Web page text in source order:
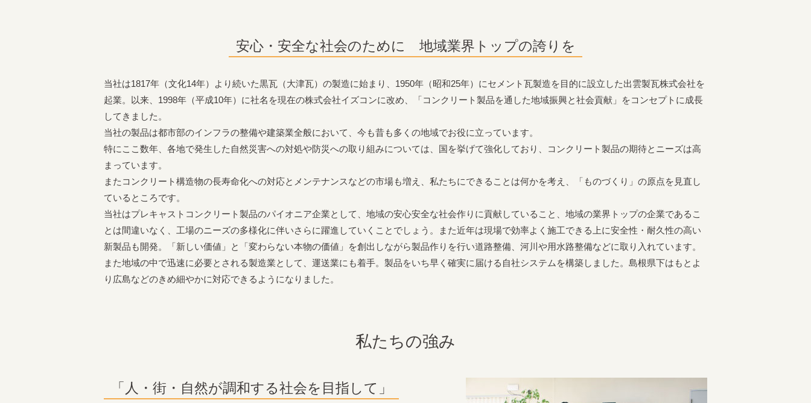
安心・安全な社会のために 地域業界トップの誇りを
当社は1817年（文化14年）より続いた黒瓦（大津瓦）の製造に始まり、1950年（昭和25年）にセメント瓦製造を目的に設立した出雲製瓦株式会社を
起業。以来、1998年（平成10年）に社名を現在の株式会社イズコンに改め、「コンクリート製品を通した地域振興と社会貢献」をコンセプトに成長
してきました。
当社の製品は都市部のインフラの整備や建築業全般において、今も昔も多くの地域でお役に立っています。
特にここ数年、各地で発生した自然災害への対処や防災への取り組みについては、国を挙げて強化しており、コンクリート製品の期待とニーズは高
まっています。
またコンクリート構造物の長寿命化への対応とメンテナンスなどの市場も増え、私たちにできることは何かを考え、「ものづくり」の原点を見直し
ているところです。
当社はプレキャストコンクリート製品のパイオニア企業として、地域の安心安全な社会作りに貢献していること、地域の業界トップの企業であるこ
とは間違いなく、工場のニーズの多様化に伴いさらに躍進していくことでしょう。また近年は現場で効率よく施工できる上に安全性・耐久性の高い
新製品も開発。「新しい価値」と「変わらない本物の価値」を創出しながら製品作りを行い道路整備、河川や用水路整備などに取り入れています。
また地域の中で迅速に必要とされる製造業として、運送業にも着手。製品をいち早く確実に届ける自社システムを構築しました。島根県下はもとよ
り広島などのきめ細やかに対応できるようになりました。
私たちの強み
「人・街・自然が調和する社会を目指して」